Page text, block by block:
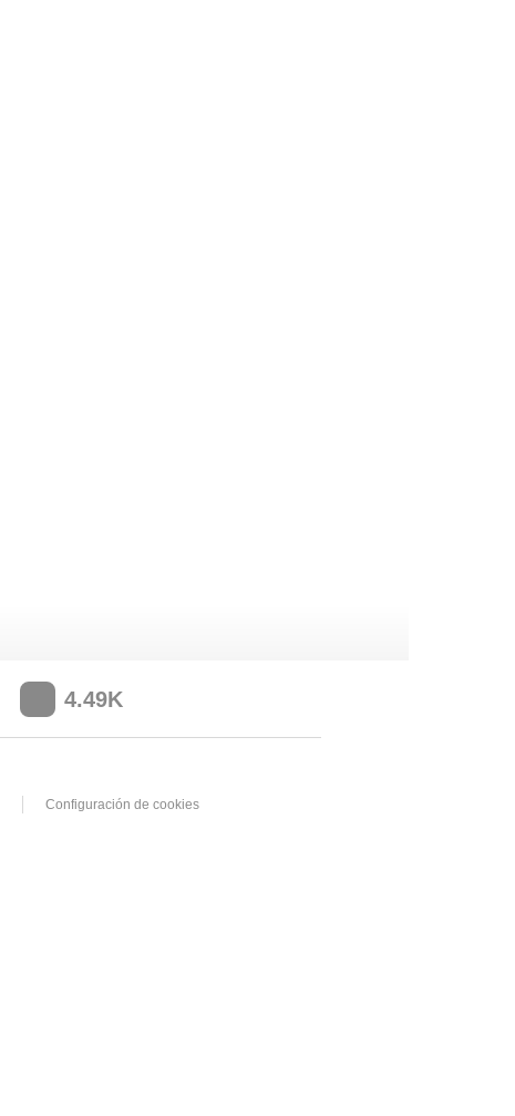
4.49K
Configuración de cookies